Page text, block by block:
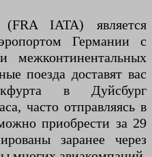
IATA) является
Германии с
поезда доставят вас
в Дуйсбург
часто отправляясь в
приобрести за 29
заранее через